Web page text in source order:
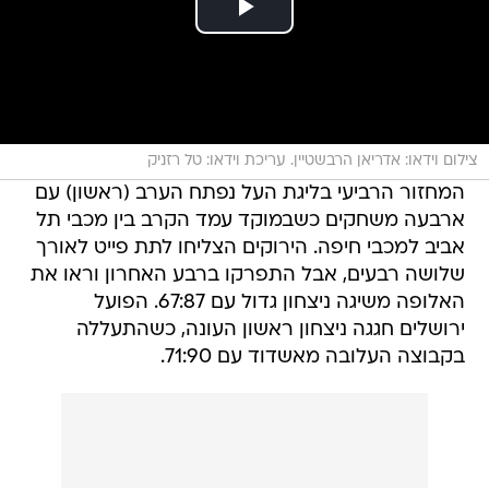
צילום וידאו: אדריאן הרבשטיין. עריכת וידאו: טל רזניק
המחזור הרביעי בליגת העל נפתח הערב (ראשון) עם
ארבעה משחקים כשבמוקד עמד הקרב בין מכבי תל
אביב למכבי חיפה. הירוקים הצליחו לתת פייט לאורך
שלושה רבעים, אבל התפרקו ברבע האחרון וראו את
האלופה משיגה ניצחון גדול עם 67:87. הפועל
ירושלים חגגה ניצחון ראשון העונה, כשהתעללה
בקבוצה העלובה מאשדוד עם 71:90.